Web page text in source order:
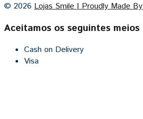
© 2026 Lojas Smile | Proudly Made
Aceitamos os seguintes
Cash on Delivery
Visa